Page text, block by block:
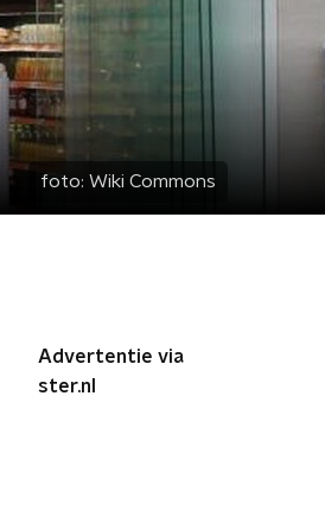
foto: Wiki Commons
Advertentie via
ster.nl